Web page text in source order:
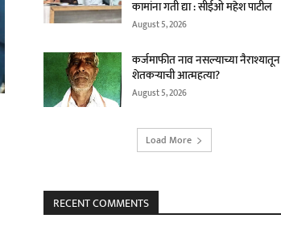
कामांना गती द्या : सीईओ महेश पाटील
August 5, 2026
कर्जमाफीत नाव नसल्याच्या नैराश्यातून
शेतकऱ्याची आत्महत्या?
August 5, 2026
Load More
RECENT COMMENTS